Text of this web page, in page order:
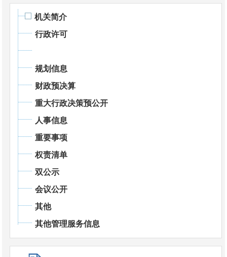
机关简介
行政许可
规划信息
财政预决算
重大行政决策预公开
人事信息
重要事项
权责清单
双公示
会议公开
其他
其他管理服务信息